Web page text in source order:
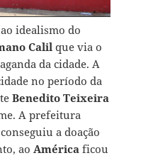
idealismo do
Calil que via o
da cidade. A
no período da
Benedito Teixeira
A prefeitura
a doação
ao América ficou